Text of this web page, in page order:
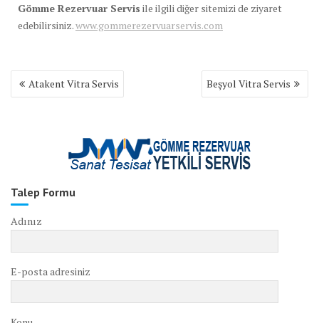
Gömme Rezervuar Servis ile ilgili diğer sitemizi de ziyaret
edebilirsiniz.www.gommerezervuarservis.com
Yazı
gezinmesi
Atakent Vitra Servis Beşyol Vitra Servis
Talep Formu
Adınız
E-posta adresiniz